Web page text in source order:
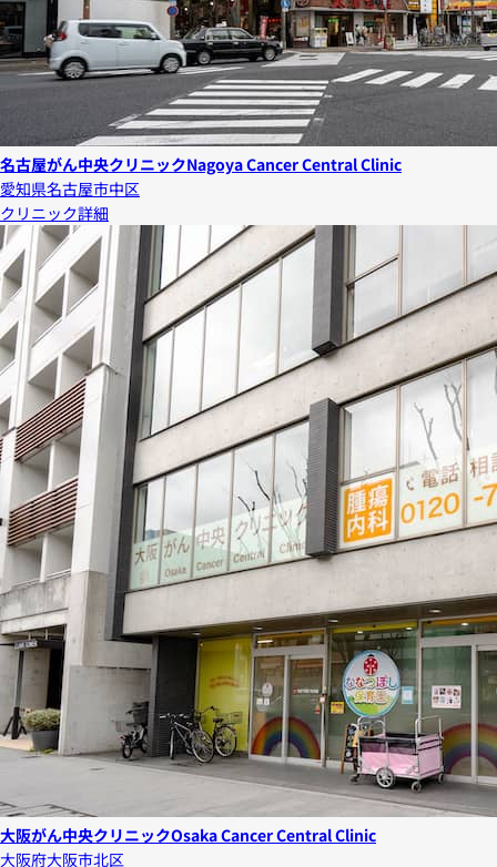
名古屋がん中央クリニックNagoya Cancer Central Clinic
愛知県名古屋市中区
クリニック詳細
大阪がん中央クリニックOsaka Cancer Central Clinic
大阪府大阪市北区